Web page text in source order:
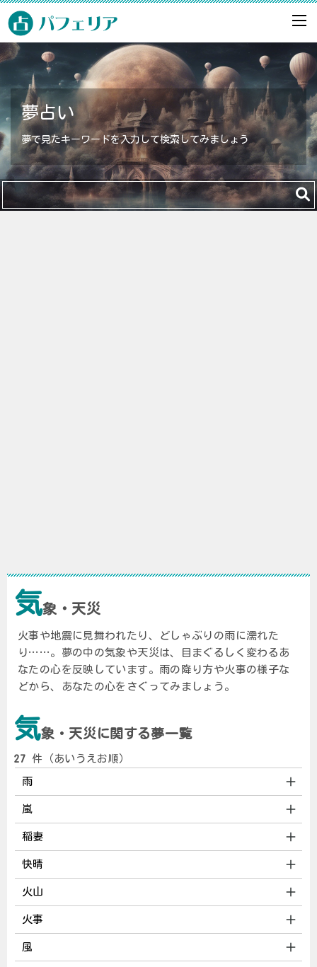
夢占い
夢で見たキーワードを入力して検索してみましょう
気象・天災
火事や地震に見舞われたり、どしゃぶりの雨に濡れた
り……。夢の中の気象や天災は、目まぐるしく変わるあ
なたの心を反映しています。雨の降り方や火事の様子な
どから、あなたの心をさぐってみましょう。
気象・天災に関する夢一覧
27 件（あいうえお順）
雨
嵐
稲妻
快晴
火山
火事
風